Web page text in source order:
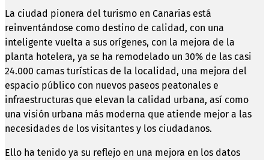
La ciudad pionera del turismo en Canarias está
reinventándose como destino de calidad, con una
inteligente vuelta a sus orígenes, con la mejora de la
planta hotelera, ya se ha remodelado un 30% de las casi
24.000 camas turísticas de la localidad, una mejora del
espacio público con nuevos paseos peatonales e
infraestructuras que elevan la calidad urbana, así como
una visión urbana más moderna que atiende mejor a las
necesidades de los visitantes y los ciudadanos.
Ello ha tenido ya su reflejo en una mejora en los datos